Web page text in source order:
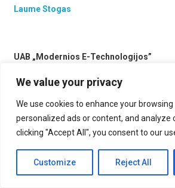
We value your privacy
We use cookies to enhance your
personalized ads or content, and analyze
clicking "Accept All", you consent to our
Customize Reject All
Laume Stogas
UAB „Modernios E-Technologijos”
Vismaliukų g. 34, LT-10243 Vilnius, Lietuva
sales@met.lt
© UAB Modernios E-Technologijos.
This website uses cookies to improve your
continue to use this site, you agree with it.